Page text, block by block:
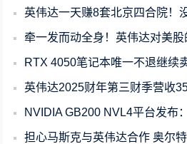
英伟达一天赚8套北京四合院！没有游戏
牵一发而动全身！英伟达对美股的影
RTX 4050笔记本唯一不退继续卖！因为
英伟达2025财年第三财季营收350.8亿美元
NVIDIA GB200 NVL4平台发布：四颗GPU＋两颗
担心马斯克与英伟达合作 奥尔特曼为AI芯片新